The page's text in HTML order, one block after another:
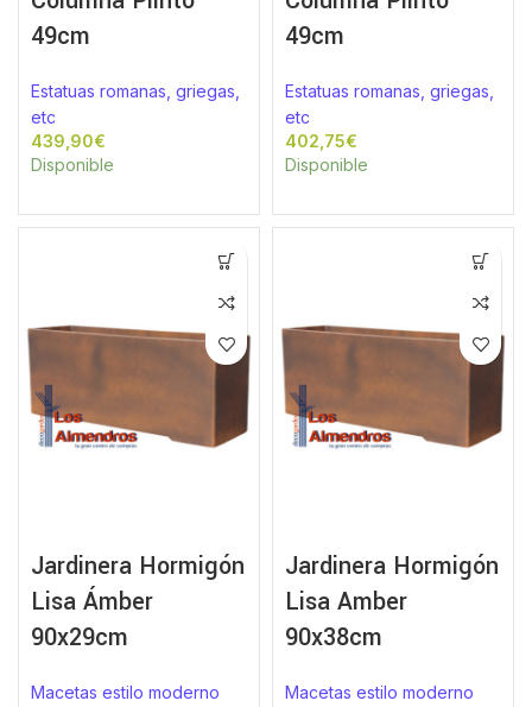
49cm
Estatuas romanas, griegas,
etc
€
Disponible
49cm
Estatuas romanas, griegas,
etc
€
Disponible
Jardinera Hormigón
Lisa Ámber
90x29cm
Macetas estilo moderno
Jardinera Hormigón
Lisa Amber
90x38cm
Macetas estilo moderno